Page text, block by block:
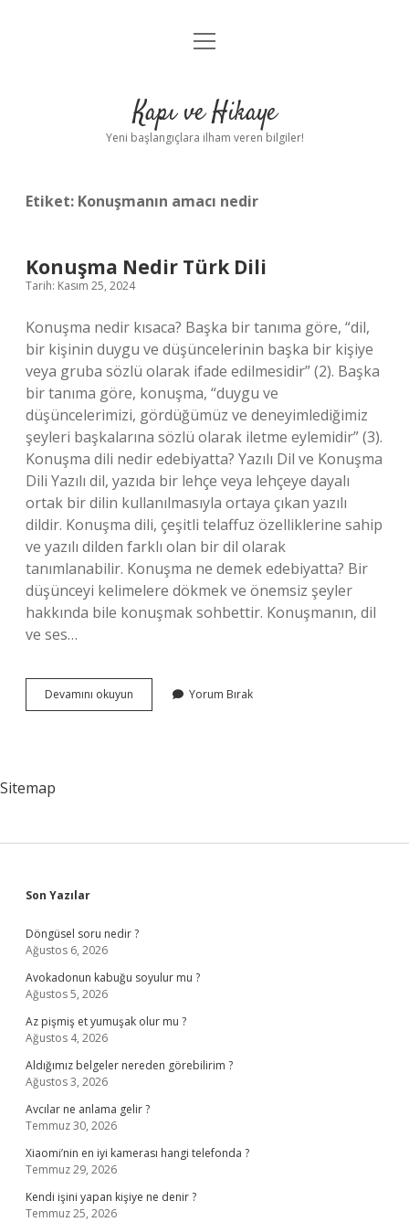
Anasayfa
Yasal Uyarı
menüyü
Kapı ve Hikaye
Yeni başlangıçlara ilham veren bilgiler!
Etiket: Konuşmanın amacı nedir
Konuşma Nedir Türk Dili
Tarih: Kasım 25, 2024
Konuşma nedir kısaca? Başka bir tanıma göre, “dil,
bir kişinin duygu ve düşüncelerinin başka bir kişiye
veya gruba sözlü olarak ifade edilmesidir” (2). Başka
bir tanıma göre, konuşma, “duygu ve
düşüncelerimizi, gördüğümüz ve deneyimlediğimiz
şeyleri başkalarına sözlü olarak iletme eylemidir” (3).
Konuşma dili nedir edebiyatta? Yazılı Dil ve Konuşma
Dili Yazılı dil, yazıda bir lehçe veya lehçeye dayalı
ortak bir dilin kullanılmasıyla ortaya çıkan yazılı
dildir. Konuşma dili, çeşitli telaffuz özelliklerine sahip
ve yazılı dilden farklı olan bir dil olarak
tanımlanabilir. Konuşma ne demek edebiyatta? Bir
düşünceyi kelimelere dökmek ve önemsiz şeyler
hakkında bile konuşmak sohbettir. Konuşmanın, dil
ve ses…
Devamını okuyun Konuşma
Nedir
Yorum Bırak
Sitemap
Sidebar
Son Yazılar
Döngüsel soru nedir ?
Ağustos 6, 2026
Avokadonun kabuğu soyulur mu ?
Ağustos 5, 2026
Az pişmiş et yumuşak olur mu ?
Ağustos 4, 2026
Aldığımız belgeler nereden görebilirim ?
Ağustos 3, 2026
Avcılar ne anlama gelir ?
Temmuz 30, 2026
Xiaomi’nin en iyi kamerası hangi telefonda ?
Temmuz 29, 2026
Kendi işini yapan kişiye ne denir ?
Temmuz 25, 2026